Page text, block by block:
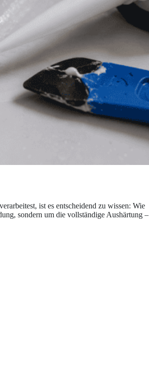
ist es entscheidend zu wissen: Wie
sondern um die vollständige Aushärtung –